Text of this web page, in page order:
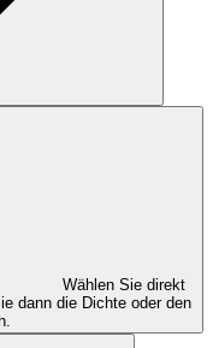
Wählen Sie direkt
dann die Dichte oder den